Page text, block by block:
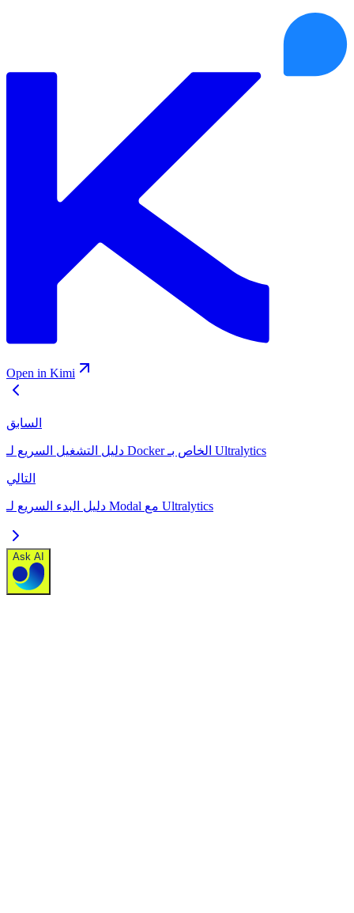
Open in Kimi
السابق
دليل التشغيل السريع لـ Docker الخاص بـ Ultralytics
التالي
دليل البدء السريع لـ Modal مع Ultralytics
Ask AI